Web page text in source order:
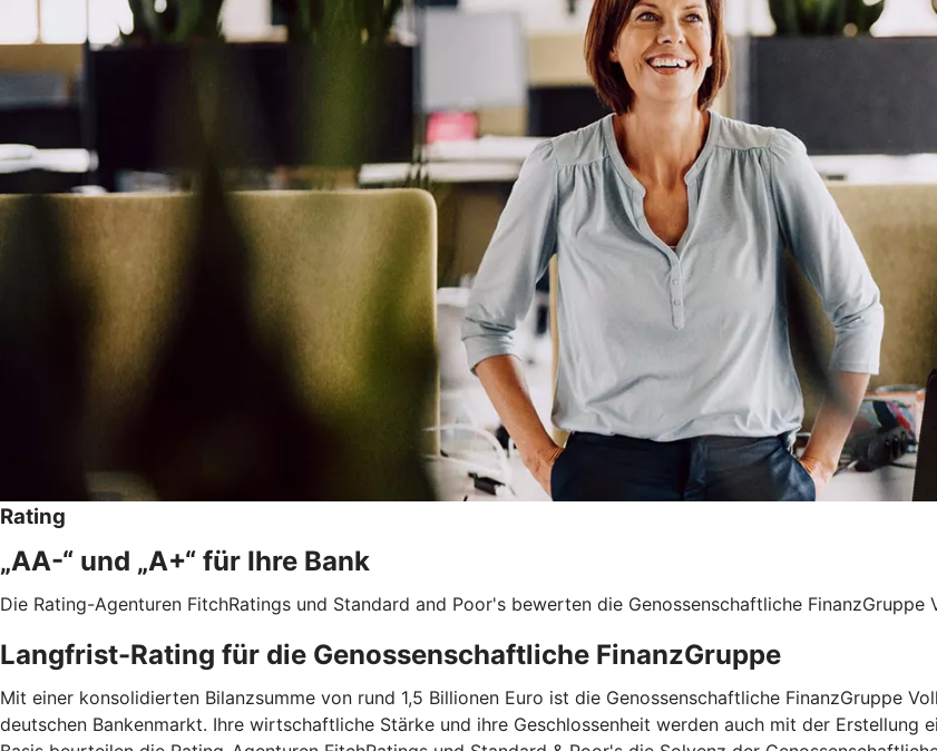
Rating
„AA-“ und „A+“ für Ihre Bank
Die Rating-Agenturen FitchRatings und Standard and Poor's bewerten die Genossenschaftliche FinanzGruppe
Langfrist-Rating für die Genossenschaftliche FinanzGruppe
Mit einer konsolidierten Bilanzsumme von rund 1,5 Billionen Euro ist die Genossenschaftliche FinanzGruppe
deutschen Bankenmarkt. Ihre wirtschaftliche Stärke und ihre Geschlossenheit werden auch mit der